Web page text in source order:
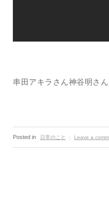
串田アキラさん神谷明さ
Posted in 日常のこと Leave a